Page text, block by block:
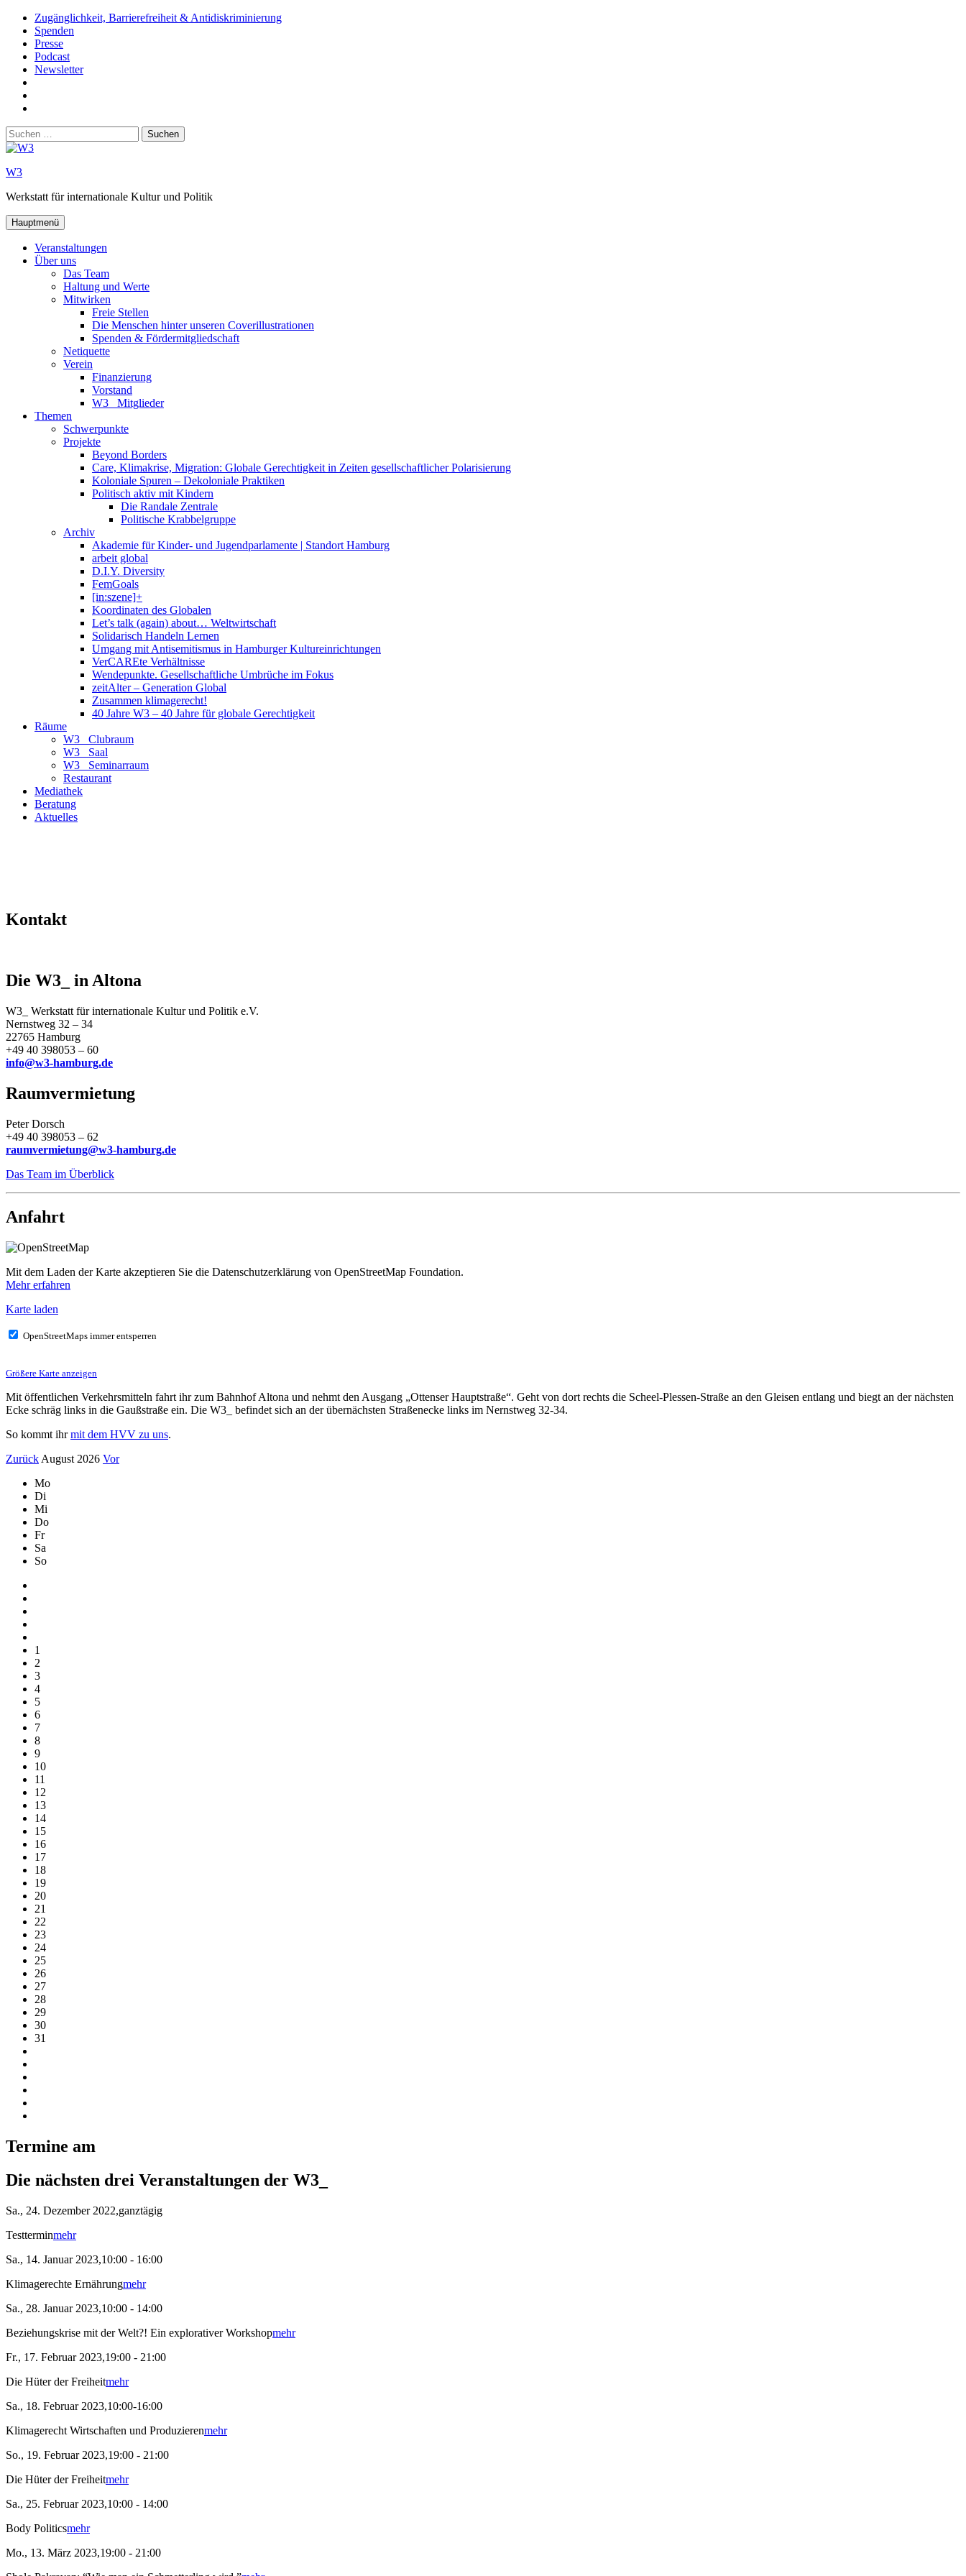
Zum
Inhalt
springen
Zugänglichkeit, Barrierefreiheit & Antidiskriminierung
Spenden
Presse
Podcast
Newsletter
Youtube
Suchen
nach:
W3
Werkstatt für internationale Kultur und Politik
Hauptmenü
Veranstaltungen
Über uns
Das Team
Haltung und Werte
Mitwirken
Freie Stellen
Die Menschen hinter unseren Coverillustrationen
Spenden & Fördermitgliedschaft
Netiquette
Verein
Finanzierung
Vorstand
W3_ Mitglieder
Themen
Schwerpunkte
Projekte
Beyond Borders
Care, Klimakrise, Migration: Globale Gerechtigkeit in Zeiten gesellschaftlicher Polarisierung
Koloniale Spuren – Dekoloniale Praktiken
Politisch aktiv mit Kindern
Die Randale Zentrale
Politische Krabbelgruppe
Archiv
Akademie für Kinder- und Jugendparlamente | Standort Hamburg
arbeit global
D.I.Y. Diversity
FemGoals
[in:szene]+
Koordinaten des Globalen
Let’s talk (again) about… Weltwirtschaft
Solidarisch Handeln Lernen
Umgang mit Antisemitismus in Hamburger Kultureinrichtungen
VerCAREte Verhältnisse
Wendepunkte. Gesellschaftliche Umbrüche im Fokus
zeitAlter – Generation Global
Zusammen klimagerecht!
40 Jahre W3 – 40 Jahre für globale Gerechtigkeit
Räume
W3_ Clubraum
W3_ Saal
W3_ Seminarraum
Restaurant
Mediathek
Beratung
Aktuelles
Kontakt
Die W3_ in Altona
W3_ Werkstatt für internationale Kultur und Politik e.V.
Nernstweg 32 – 34
22765 Hamburg
+49 40 398053 – 60
info@w3-hamburg.de
Raumvermietung
Peter Dorsch
+49 40 398053 – 62
raumvermietung@w3-hamburg.de
Das Team im Überblick
Anfahrt
Mit dem Laden der Karte akzeptieren Sie die Datenschutzerklärung von OpenStreetMap Foundation.
Mehr erfahren
Karte laden
OpenStreetMaps immer entsperren
Größere Karte anzeigen
Mit öffentlichen Verkehrsmitteln fahrt ihr zum Bahnhof Altona und nehmt den Ausgang „Ottenser Hauptstraße“. Geht von dort rechts die Scheel-Plessen-Straße an den Gleisen entlang und biegt an der nächsten
Ecke schräg links in die Gaußstraße ein. Die W3_ befindet sich an der übernächsten Straßenecke links im Nernstweg 32-34.
So kommt ihrmit dem HVV zu uns.
Zurück August 2026 Vor
Mo
Di
Mi
Do
Fr
Sa
So
1
2
3
4
5
6
7
8
9
10
11
12
13
14
15
16
17
18
19
20
21
22
23
24
25
26
27
28
29
30
31
Termine am
Die nächsten drei Veranstaltungen der W3_
Sa., 24. Dezember 2022,ganztägig
Testterminmehr
Sa., 14. Januar 2023,10:00 - 16:00
Klimagerechte Ernährungmehr
Sa., 28. Januar 2023,10:00 - 14:00
Beziehungskrise mit der Welt?! Ein explorativer Workshopmehr
Fr., 17. Februar 2023,19:00 - 21:00
Die Hüter der Freiheitmehr
Sa., 18. Februar 2023,10:00-16:00
Klimagerecht Wirtschaften und Produzierenmehr
So., 19. Februar 2023,19:00 - 21:00
Die Hüter der Freiheitmehr
Sa., 25. Februar 2023,10:00 - 14:00
Body Politicsmehr
Mo., 13. März 2023,19:00 - 21:00